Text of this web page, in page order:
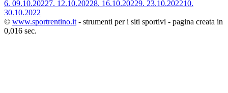
6. 09.10.20227. 12.10.20228. 16.10.20229. 23.10.202210.
30.10.2022
© www.sportrentino.it - strumenti per i siti sportivi - pagina creata in
0,016 sec.